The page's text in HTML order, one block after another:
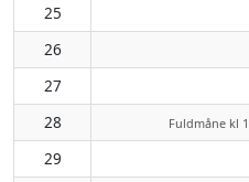
25
26
27
28
Fuldmåne kl
29